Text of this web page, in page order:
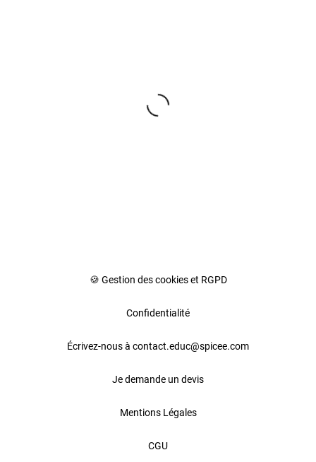
🍪 Gestion des cookies et RGPD
Confidentialité
Écrivez-nous à contact.educ@spicee.com
Je demande un devis
Mentions Légales
CGU